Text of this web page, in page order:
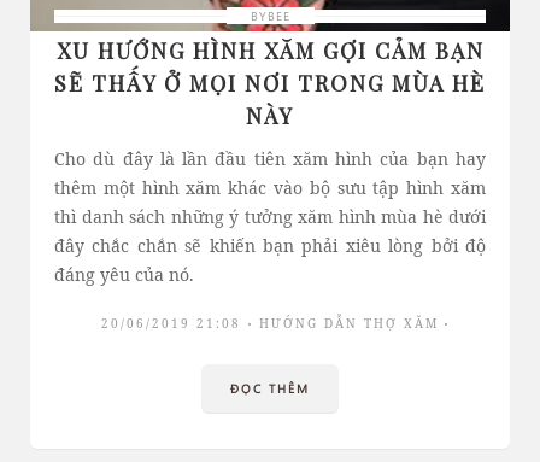
BYBEE
XU HƯỚNG HÌNH XĂM GỢI CẢM BẠN
SẼ THẤY Ở MỌI NƠI TRONG MÙA HÈ
NÀY
Cho dù đây là lần đầu tiên xăm hình của bạn hay
thêm một hình xăm khác vào bộ sưu tập hình xăm
thì danh sách những ý tưởng xăm hình mùa hè dưới
đây chắc chắn sẽ khiến bạn phải xiêu lòng bởi độ
đáng yêu của nó.
20/06/2019 21:08 HƯỚNG DẪN THỢ XĂM
ĐỌC THÊM